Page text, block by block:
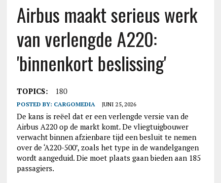
Airbus maakt serieus werk
van verlengde A220:
'binnenkort beslissing'
TOPICS: 180
POSTED BY: CARGOMEDIA JUNI 25, 2026
De kans is reëel dat er een verlengde versie van de
Airbus A220 op de markt komt. De vliegtuigbouwer
verwacht binnen afzienbare tijd een besluit te nemen
over de ‘A220-500’, zoals het type in de wandelgangen
wordt aangeduid. Die moet plaats gaan bieden aan 185
passagiers.